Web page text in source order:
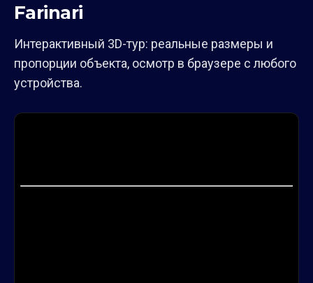
Farinari
Интерактивный 3D-тур: реальные размеры и
пропорции объекта, осмотр в браузере с любого
устройства.